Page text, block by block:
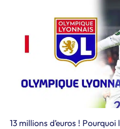
13 millions d’euros !